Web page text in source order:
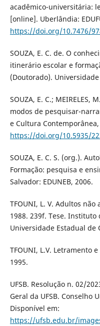
acadêmico-universitária:
[online]. Uberlândia:
https://doi.org/10.7476/
SOUZA, E. C. de. O
itinerário escolar e
(Doutorado).
SOUZA, E. C.;
modos de pesquisar-
e Cultura
https://doi.org/10.5935/
SOUZA, E. C. S. (org.).
Formação: pesquisa e
Salvador: EDUNEB, 2006.
TFOUNI, L. V. Adultos não
1988. 239f. Tese.
Universidade Estadual de
TFOUNI, L.V. Letramento
1995.
UFSB. Resolução n. 02/
Geral da UFSB. Conselho
Disponível em:
https://ufsb.edu.br/